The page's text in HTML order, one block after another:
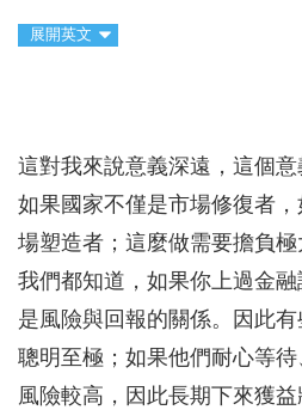
展開英文
這對我來說意義深遠，這個意
如果國家不僅是市場修復者
場塑造者；這麼做需要擔負
我們都知道，如果你上過金
是風險與回報的關係。因此
聰明至極；如果他們耐心等
風險較高，因此長期下來獲